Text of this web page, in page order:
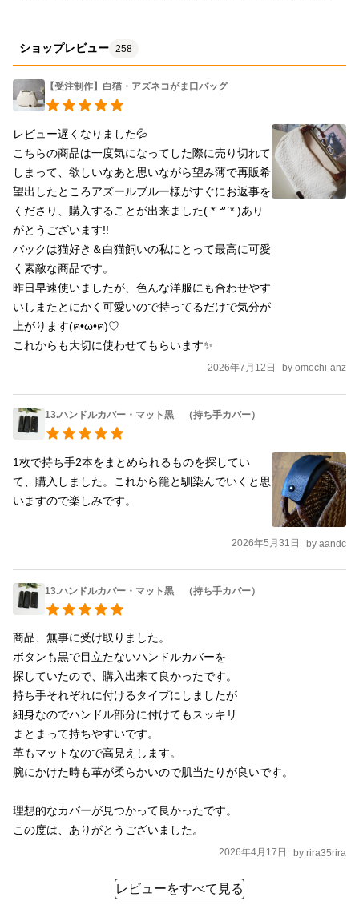
ショップレビュー 258
【受注制作】白猫・アズネコがま口バッグ
レビュー遅くなりました💦
こちらの商品は一度気になってした際に売り切れて
しまって、欲しいなあと思いながら望み薄で再販希
望出したところアズールブルー様がすぐにお返事を
くださり、購入することが出来ました( *´꒳`* )あり
がとうございます!!
バックは猫好き＆白猫飼いの私にとって最高に可愛
く素敵な商品です。
昨日早速使いましたが、色んな洋服にも合わせやす
いしまたとにかく可愛いので持ってるだけで気分が
上がります(ฅ•ω•ฅ)♡
これからも大切に使わせてもらいます✨
2026年7月12日 by omochi-anz
13.ハンドルカバー・マット黒 （持ち手カバー）
1枚で持ち手2本をまとめられるものを探してい
て、購入しました。これから籠と馴染んでいくと思
いますので楽しみです。
2026年5月31日 by aandc
13.ハンドルカバー・マット黒 （持ち手カバー）
商品、無事に受け取りました。
ボタンも黒で目立たないハンドルカバーを
探していたので、購入出来て良かったです。
持ち手それぞれに付けるタイプにしましたが
細身なのでハンドル部分に付けてもスッキリ
まとまって持ちやすいです。
革もマットなので高見えします。
腕にかけた時も革が柔らかいので肌当たりが良いです。
理想的なカバーが見つかって良かったです。
この度は、ありがとうございました。
2026年4月17日 by rira35rira
レビューをすべて見る